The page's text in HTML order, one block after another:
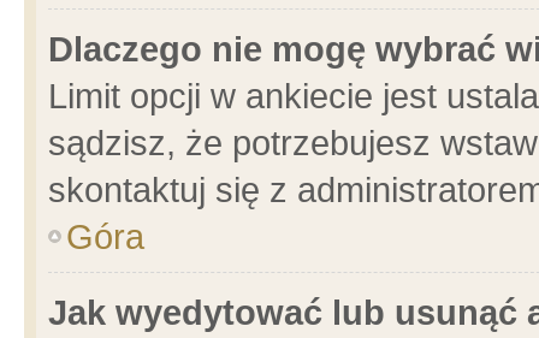
Dlaczego nie mogę wybrać
Limit opcji w ankiecie jest
sądzisz, że potrzebujesz
skontaktuj się z
Góra
Jak wyedytować lub usunąć